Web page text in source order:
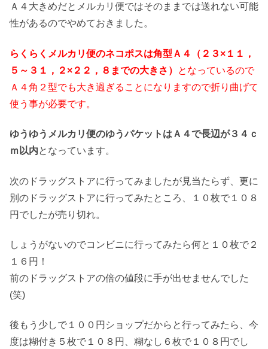
Ａ４大きめだとメルカリ便ではそのままでは送れない可能
性があるのでやめておきました。
らくらくメルカリ便のネコポスは角型Ａ４（２３×１１，
５～３１，２×２２，８までの大きさ）
となっているので
Ａ４角２型でも大き過ぎることになりますので折り曲げて
使う事が必要です。
ゆうゆうメルカリ便のゆうパケットはＡ４で長辺が３４ｃ
ｍ以内となっています。
次のドラッグストアに行ってみましたが見当たらず、更に
別のドラッグストアに行ってみたところ、１０枚で１０８
円でしたが売り切れ。
しょうがないのでコンビニに行ってみたら何と１０枚で２
１６円！
前のドラッグストアの倍の値段に手が出せませんでした
(笑)
後もう少しで１００円ショップだからと行ってみたら、今
度は糊付き５枚で１０８円、糊なし６枚で１０８円でし